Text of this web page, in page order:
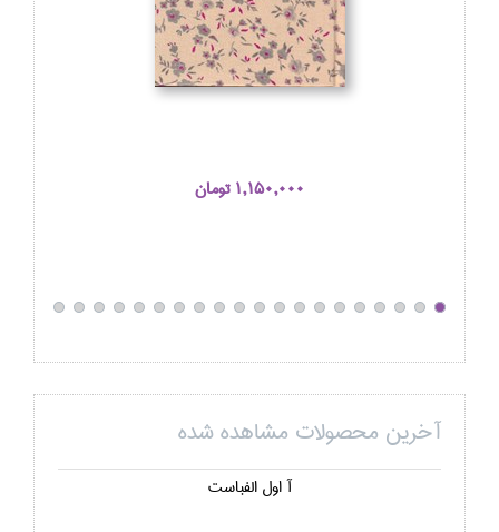
1,150,000 تومان
آخرین محصولات مشاهده شده
آ اول الفباست